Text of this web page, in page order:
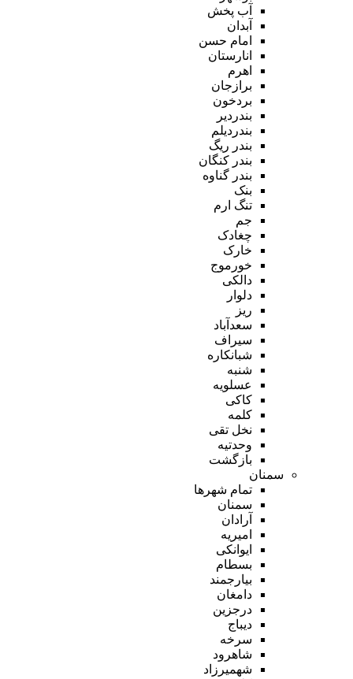
آب پخش
آبدان
امام حسن
انارستان
اهرم
برازجان
بردخون
بندردیر
بندردیلم
بندر ریگ
بندر کنگان
بندر گناوه
بنک
تنگ ارم
جم
چغادک
خارک
خورموج
دالکی
دلوار
ریز
سعدآباد
سیراف
شبانکاره
شنبه
عسلویه
کاکی
کلمه
نخل تقی
وحدتیه
بازگشت
سمنان
تمام شهر‌ها
سمنان
آرادان
امیریه
ایوانکی
بسطام
بیارجمند
دامغان
درجزین
دیباج
سرخه
شاهرود
شهمیرزاد